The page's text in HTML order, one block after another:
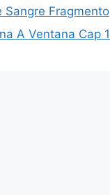
Sangre Fragmento
A Ventana Cap 1